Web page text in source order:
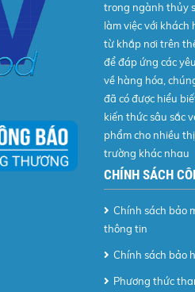
trong ngành thủy
làm việc với khách
từ khắp nơi trên
để đáp ứng các
về hàng hóa,
đã có được hiểu
kiến thức sâu sắc
phẩm cho nhiều thị
trường khác nhau
CHÍNH SÁCH
Chính sách bảo
thông tin
Chính sách bảo
Phương thức